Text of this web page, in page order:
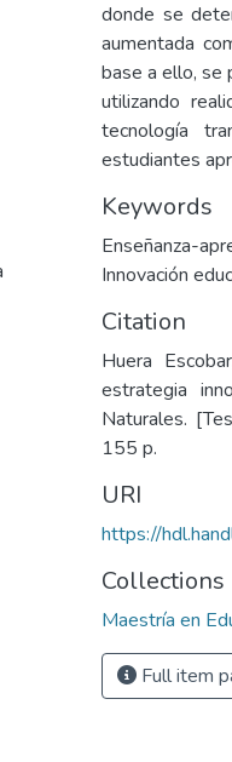
donde se
aumentada
base a ello, se
utilizando
tecnología
estudiantes
Keywords
Enseñanza-
Innovación
Citation
Huera
estrategia
Naturales.
155 p.
URI
https://
Collections
Maestría en
Full item